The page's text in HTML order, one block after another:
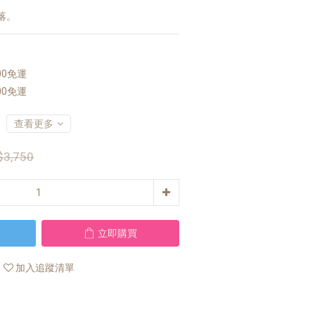
免運
免運
查看更多
立即購買
加入追蹤清單